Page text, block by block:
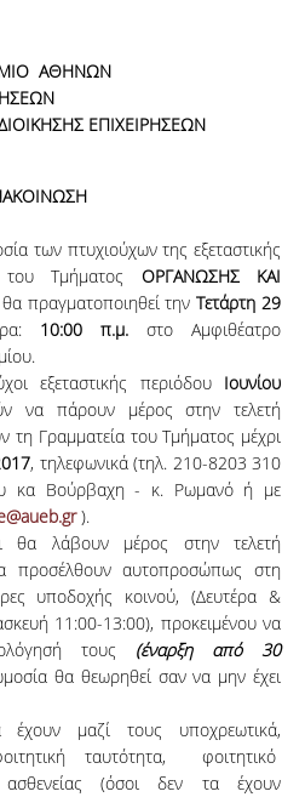
ΑΘΗΝΩΝ
ΕΠΙΧΕΙΡΗΣΕΩΝ
των πτυχιούχων της εξεταστικής
του Τμήματος ΟΡΓΑΝΩΣΗΣ ΚΑΙ
θα πραγματοποιηθεί τηνΤετάρτη 29
10:00 π.μ. στο Αμφιθέατρο
εξεταστικής περιόδου Ιουνίου
να πάρουν μέρος στην τελετή
τη Γραμματεία του Τμήματος μέχρι
, τηλεφωνικά (τηλ. 210-8203 310
κα Βούρβαχη - κ. Ρωμανό ή με
).
θα λάβουν μέρος στην τελετή
προσέλθουν αυτοπροσώπως στη
υποδοχής κοινού, (Δευτέρα &
11:00-13:00), προκειμένου να
τους (έναρξη από 30
θα θεωρηθεί σαν να μην έχει
μαζί τους υποχρεωτικά,
ταυτότητα, φοιτητικό
ασθενείας (όσοι δεν τα έχουν